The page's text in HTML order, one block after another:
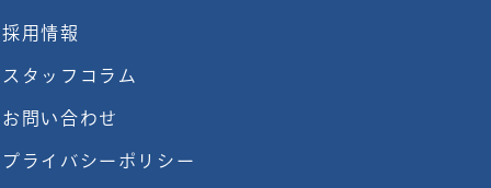
採用情報
スタッフコラム
お問い合わせ
プライバシーポリシー